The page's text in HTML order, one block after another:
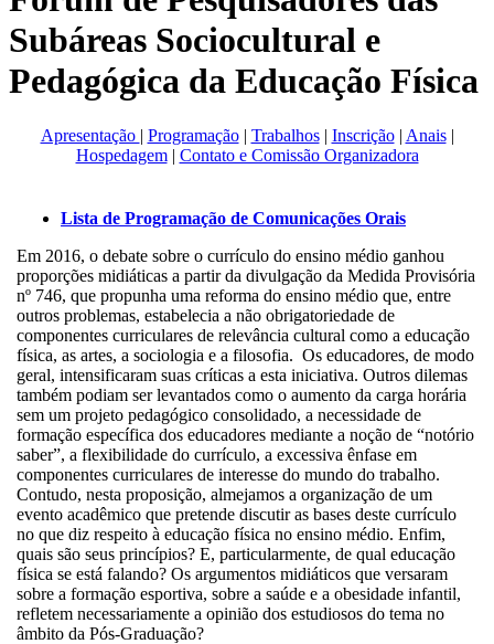
Subáreas Sociocultural e
Pedagógica da Educação Física
Apresentação | Programação| Trabalhos| Inscrição| Anais|
Hospedagem| Contato e Comissão Organizadora
Lista de Programação de Comunicações Orais
Em 2016, o debate sobre o currículo do ensino médio ganhou
proporções midiáticas a partir da divulgação da Medida Provisória
nº 746, que propunha uma reforma do ensino médio que, entre
outros problemas, estabelecia a não obrigatoriedade de
componentes curriculares de relevância cultural como a educação
física, as artes, a sociologia e a filosofia. Os educadores, de modo
geral, intensificaram suas críticas a esta iniciativa. Outros dilemas
também podiam ser levantados como o aumento da carga horária
sem um projeto pedagógico consolidado, a necessidade de
formação específica dos educadores mediante a noção de “notório
saber”, a flexibilidade do currículo, a excessiva ênfase em
componentes curriculares de interesse do mundo do trabalho.
Contudo, nesta proposição, almejamos a organização de um
evento acadêmico que pretende discutir as bases deste currículo
no que diz respeito à educação física no ensino médio. Enfim,
quais são seus princípios? E, particularmente, de qual educação
física se está falando? Os argumentos midiáticos que versaram
sobre a formação esportiva, sobre a saúde e a obesidade infantil,
refletem necessariamente a opinião dos estudiosos do tema no
âmbito da Pós-Graduação?